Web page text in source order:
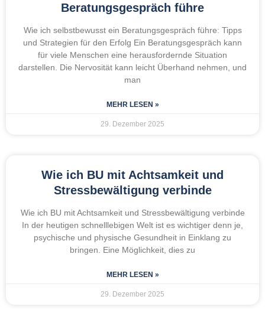
Beratungsgespräch führe
Wie ich selbstbewusst ein Beratungsgespräch führe: Tipps
und Strategien für den Erfolg Ein Beratungsgespräch kann
für viele Menschen eine herausfordernde Situation
darstellen. Die Nervosität kann leicht Überhand nehmen, und
man
MEHR LESEN »
29. Dezember 2025
Wie ich BU mit Achtsamkeit und
Stressbewältigung verbinde
Wie ich BU mit Achtsamkeit und Stressbewältigung verbinde
In der heutigen schnelllebigen Welt ist es wichtiger denn je,
psychische und physische Gesundheit in Einklang zu
bringen. Eine Möglichkeit, dies zu
MEHR LESEN »
29. Dezember 2025